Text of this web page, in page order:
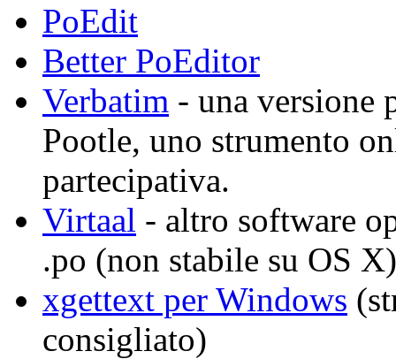
PoEdit
Better PoEditor
Verbatim - una versione
Pootle, uno strumento
partecipativa.
Virtaal - altro software
.po (non stabile su OS
xgettext per Windows
consigliato)